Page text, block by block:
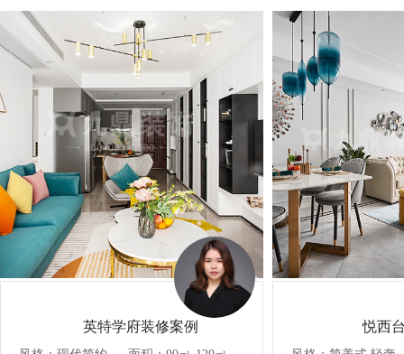
英特学府装修案例 悦西